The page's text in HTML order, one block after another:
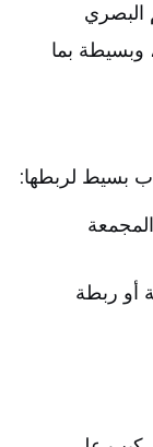
البصري
وبسيطة بما
بسيط لربطها:
أو ربطة